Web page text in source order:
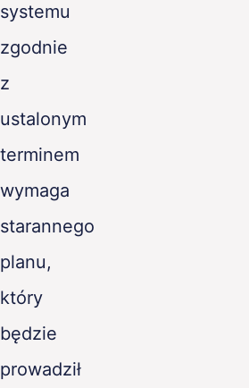
systemu
zgodnie
z
ustalonym
terminem
wymaga
starannego
planu,
który
będzie
prowadził